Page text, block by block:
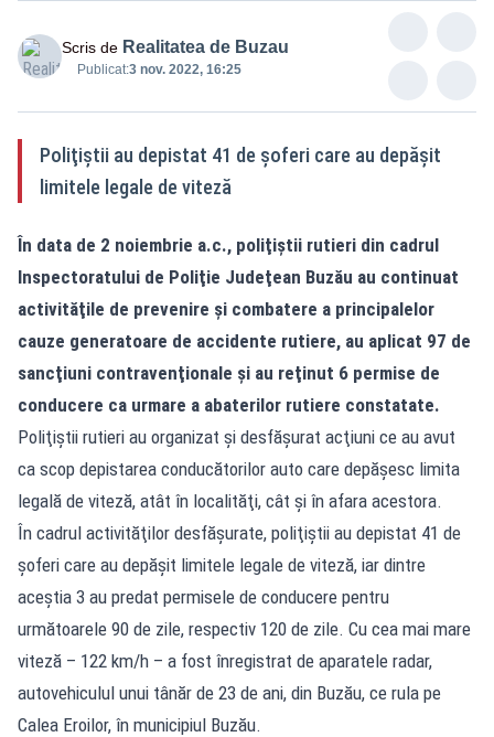
Scris de Realitatea de Buzau
Publicat:3 nov. 2022, 16:25
Poliţiştii au depistat 41 de şoferi care au depăşit
limitele legale de viteză
În data de 2 noiembrie a.c., poliţiştii rutieri din cadrul
Inspectoratului de Poliţie Judeţean Buzău au continuat
activităţile de prevenire şi combatere a principalelor
cauze generatoare de accidente rutiere, au aplicat 97 de
sancţiuni contravenţionale şi au reţinut 6 permise de
conducere ca urmare a abaterilor rutiere constatate.
Poliţiştii rutieri au organizat şi desfăşurat acţiuni ce au avut
ca scop depistarea conducătorilor auto care depăşesc limita
legală de viteză, atât în localităţi, cât şi în afara acestora.
În cadrul activităţilor desfăşurate, poliţiştii au depistat 41 de
şoferi care au depăşit limitele legale de viteză, iar dintre
aceştia 3 au predat permisele de conducere pentru
următoarele 90 de zile, respectiv 120 de zile. Cu cea mai mare
viteză – 122 km/h – a fost înregistrat de aparatele radar,
autovehiculul unui tânăr de 23 de ani, din Buzău, ce rula pe
Calea Eroilor, în municipiul Buzău.